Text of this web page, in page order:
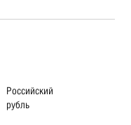
Российский
рубль